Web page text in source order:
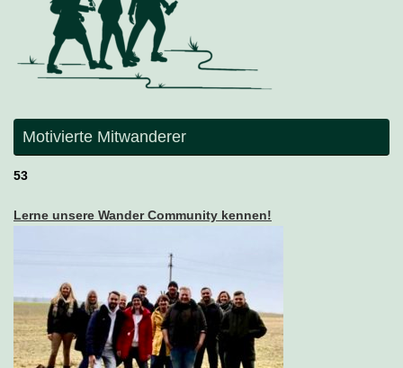
Motivierte Mitwanderer
53
Lerne unsere Wander Community kennen!